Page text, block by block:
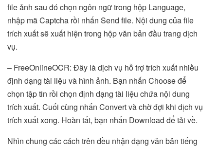
file ảnh sau đó chọn ngôn ngữ trong hộp Language,
nhập mã Captcha rồi nhấn Send file. Nội dung của file
trích xuất sẽ xuất hiện trong hộp văn bản đầu trang dịch
vụ.
– FreeOnlineOCR: Đây là dịch vụ hỗ trợ trích xuất nhiều
định dạng tài liệu và hình ảnh. Bạn nhấn Choose để
chọn tập tin rồi chọn định dạng tài liệu chứa nội dung
trích xuất. Cuối cùng nhấn Convert và chờ đợi khi dịch vụ
trích xuất xong. Hoàn tất, bạn nhấn Download để tải về.
Nhìn chung các cách trên đều nhận dạng văn bản tiếng